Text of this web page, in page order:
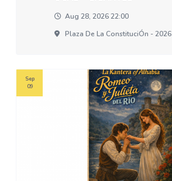
Aug 28, 2026 22:00
Plaza De La ConstituciÓn - 2026
Sep
09